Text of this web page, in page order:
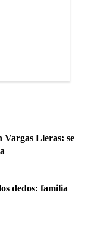
Vargas Lleras: se
dedos: familia